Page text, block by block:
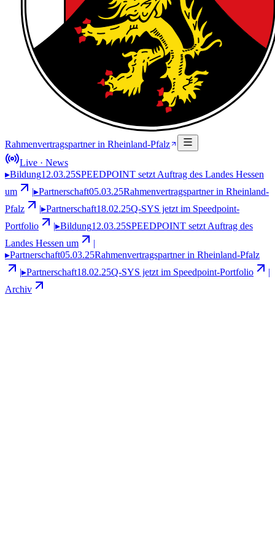
Rahmenvertragspartner in Rheinland-Pfalz
Live · News
▸Bildung12.03.25SPEEDPOINT setzt Auftrag des Landes Hessen
um
|▸Partnerschaft05.03.25Rahmenvertragspartner in Rheinland-
Pfalz
|▸Partnerschaft18.02.25Q-SYS jetzt im Speedpoint-
Portfolio
|▸Bildung12.03.25SPEEDPOINT setzt Auftrag des
Landes Hessen um
|
▸Partnerschaft05.03.25Rahmenvertragspartner in Rheinland-Pfalz
|▸Partnerschaft18.02.25Q-SYS jetzt im Speedpoint-Portfolio
|
Archiv